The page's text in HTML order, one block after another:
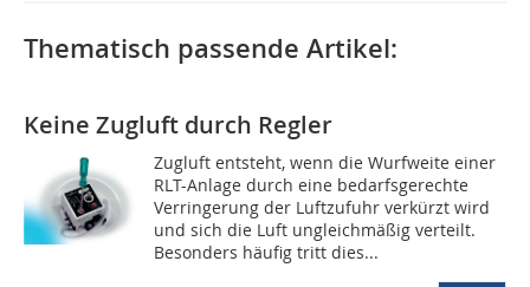
Thematisch passende Artikel:
Keine Zugluft durch Regler
Zugluft entsteht, wenn die Wurfweite einer
RLT-Anlage durch eine bedarfsgerechte
Verringerung der Luftzufuhr verkürzt wird
und sich die Luft ungleichmäßig verteilt.
Besonders häufig tritt dies...